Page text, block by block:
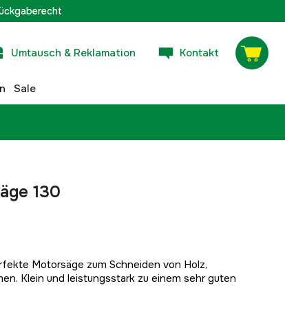
Umtausch & Reklamation Kontakt
Sale
130
Motorsäge zum Schneiden von Holz,
Klein und leistungsstark zu einem sehr guten